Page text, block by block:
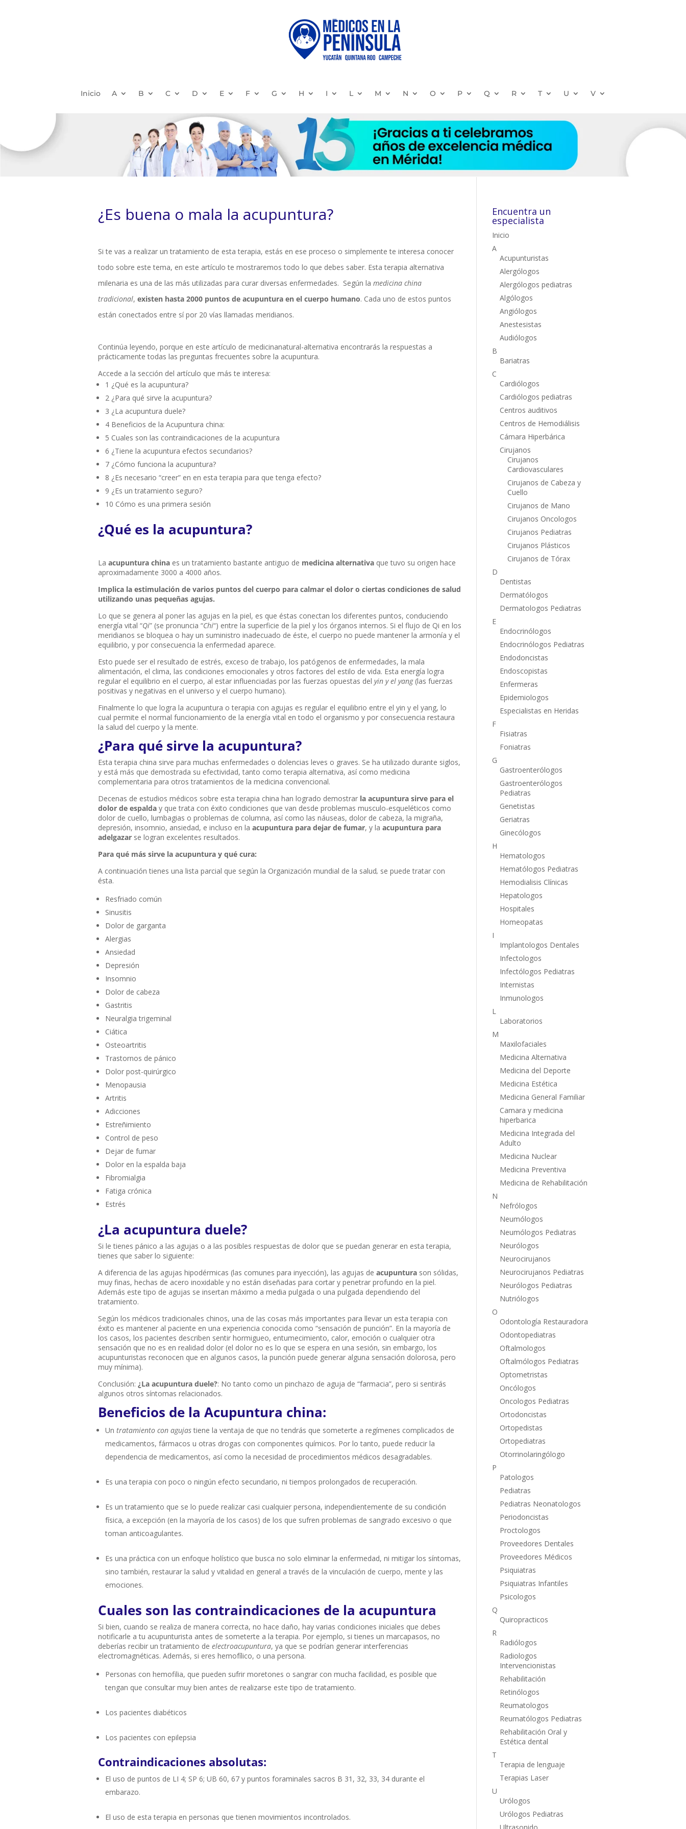
Inicio A B C D E F G H I L M N O P Q R T U V
¿Es buena o mala la acupuntura?
Si te vas a realizar un tratamiento de esta terapia, estás en ese proceso o simplemente te interesa conocer
todo sobre este tema, en este artículo te mostraremos todo lo que debes saber. Esta terapia alternativa
milenaria es una de las más utilizadas para curar diversas enfermedades. Según la medicina china
tradicional, existen hasta 2000 puntos de acupuntura en el cuerpo humano. Cada uno de estos puntos
están conectados entre sí por 20 vías llamadas meridianos.
Continúa leyendo, porque en este artículo de medicinanatural-alternativa encontrarás la respuestas a
prácticamente todas las preguntas frecuentes sobre la acupuntura.
Accede a la sección del artículo que más te interesa:
1 ¿Qué es la acupuntura?
2 ¿Para qué sirve la acupuntura?
3 ¿La acupuntura duele?
4 Beneficios de la Acupuntura china:
5 Cuales son las contraindicaciones de la acupuntura
6 ¿Tiene la acupuntura efectos secundarios?
7 ¿Cómo funciona la acupuntura?
8 ¿Es necesario “creer” en en esta terapia para que tenga efecto?
9 ¿Es un tratamiento seguro?
10 Cómo es una primera sesión
¿Qué es la acupuntura?
La acupuntura china es un tratamiento bastante antiguo de medicina alternativa que tuvo su origen hace
aproximadamente 3000 a 4000 años.
Implica la estimulación de varios puntos del cuerpo para calmar el dolor o ciertas condiciones de salud
utilizando unas pequeñas agujas.
Lo que se genera al poner las agujas en la piel, es que éstas conectan los diferentes puntos, conduciendo
energía vital “Qi” (se pronuncia “Chi“) entre la superficie de la piel y los órganos internos. Si el flujo de Qi en los
meridianos se bloquea o hay un suministro inadecuado de éste, el cuerpo no puede mantener la armonía y el
equilibrio, y por consecuencia la enfermedad aparece.
Esto puede ser el resultado de estrés, exceso de trabajo, los patógenos de enfermedades, la mala
alimentación, el clima, las condiciones emocionales y otros factores del estilo de vida. Esta energía logra
regular el equilibrio en el cuerpo, al estar influenciadas por las fuerzas opuestas del yin y el yang(las fuerzas
positivas y negativas en el universo y el cuerpo humano).
Finalmente lo que logra la acupuntura o terapia con agujas es regular el equilibrio entre el yin y el yang, lo
cual permite el normal funcionamiento de la energía vital en todo el organismo y por consecuencia restaura
la salud del cuerpo y la mente.
¿Para qué sirve la acupuntura?
Esta terapia china sirve para muchas enfermedades o dolencias leves o graves. Se ha utilizado durante siglos,
y está más que demostrada su efectividad, tanto como terapia alternativa, así como medicina
complementaria para otros tratamientos de la medicina convencional.
Decenas de estudios médicos sobre esta terapia china han logrado demostrar la acupuntura sirve para el
dolor de espalda y que trata con éxito condiciones que van desde problemas musculo-esqueléticos como
dolor de cuello, lumbagias o problemas de columna, así como las náuseas, dolor de cabeza, la migraña,
depresión, insomnio, ansiedad, e incluso en la acupuntura para dejar de fumar, y la acupuntura para
adelgazar se logran excelentes resultados.
Para qué más sirve la acupuntura y qué cura:
A continuación tienes una lista parcial que según la Organización mundial de la salud, se puede tratar con
ésta.
Resfriado común
Sinusitis
Dolor de garganta
Alergias
Ansiedad
Depresión
Insomnio
Dolor de cabeza
Gastritis
Neuralgia trigeminal
Ciática
Osteoartritis
Trastornos de pánico
Dolor post-quirúrgico
Menopausia
Artritis
Adicciones
Estreñimiento
Control de peso
Dejar de fumar
Dolor en la espalda baja
Fibromialgia
Fatiga crónica
Estrés
¿La acupuntura duele?
Si le tienes pánico a las agujas o a las posibles respuestas de dolor que se puedan generar en esta terapia,
tienes que saber lo siguiente:
A diferencia de las agujas hipodérmicas (las comunes para inyección), las agujas de acupuntura son sólidas,
muy finas, hechas de acero inoxidable y no están diseñadas para cortar y penetrar profundo en la piel.
Además este tipo de agujas se insertan máximo a media pulgada o una pulgada dependiendo del
tratamiento.
Según los médicos tradicionales chinos, una de las cosas más importantes para llevar un esta terapia con
éxito es mantener al paciente en una experiencia conocida como “sensación de punción”. En la mayoría de
los casos, los pacientes describen sentir hormigueo, entumecimiento, calor, emoción o cualquier otra
sensación que no es en realidad dolor (el dolor no es lo que se espera en una sesión, sin embargo, los
acupunturistas reconocen que en algunos casos, la punción puede generar alguna sensación dolorosa, pero
muy mínima).
Conclusión: ¿La acupuntura duele?: No tanto como un pinchazo de aguja de “farmacia”, pero si sentirás
algunos otros síntomas relacionados.
Beneficios de la Acupuntura china:
Un tratamiento con agujastiene la ventaja de que no tendrás que someterte a regímenes complicados de
medicamentos, fármacos u otras drogas con componentes químicos. Por lo tanto, puede reducir la
dependencia de medicamentos, así como la necesidad de procedimientos médicos desagradables.
Es una terapia con poco o ningún efecto secundario, ni tiempos prolongados de recuperación.
Es un tratamiento que se lo puede realizar casi cualquier persona, independientemente de su condición
física, a excepción (en la mayoría de los casos) de los que sufren problemas de sangrado excesivo o que
toman anticoagulantes.
Es una práctica con un enfoque holístico que busca no solo eliminar la enfermedad, ni mitigar los síntomas,
sino también, restaurar la salud y vitalidad en general a través de la vinculación de cuerpo, mente y las
emociones.
Cuales son las contraindicaciones de la acupuntura
Si bien, cuando se realiza de manera correcta, no hace daño, hay varias condiciones iniciales que debes
notificarle a tu acupunturista antes de someterte a la terapia. Por ejemplo, si tienes un marcapasos, no
deberías recibir un tratamiento de electroacupuntura, ya que se podrían generar interferencias
electromagnéticas. Además, si eres hemofílico, o una persona.
Personas con hemofilia, que pueden sufrir moretones o sangrar con mucha facilidad, es posible que
tengan que consultar muy bien antes de realizarse este tipo de tratamiento.
Los pacientes diabéticos
Los pacientes con epilepsia
Contraindicaciones absolutas:
El uso de puntos de LI 4; SP 6; UB 60, 67 y puntos foraminales sacros B 31, 32, 33, 34 durante el
embarazo.
El uso de esta terapia en personas que tienen movimientos incontrolados.
Encuentra un
especialista
Inicio
A
Acupunturistas
Alergólogos
Alergólogos pediatras
Algólogos
Angiólogos
Anestesistas
Audiólogos
B
Bariatras
C
Cardiólogos
Cardiólogos pediatras
Centros auditivos
Centros de Hemodiálisis
Cámara Hiperbárica
Cirujanos
Cirujanos
Cardiovasculares
Cirujanos de Cabeza y
Cuello
Cirujanos de Mano
Cirujanos Oncologos
Cirujanos Pediatras
Cirujanos Plásticos
Cirujanos de Tórax
D
Dentistas
Dermatólogos
Dermatologos Pediatras
E
Endocrinólogos
Endocrinólogos Pediatras
Endodoncistas
Endoscopistas
Enfermeras
Epidemiologos
Especialistas en Heridas
F
Fisiatras
Foniatras
G
Gastroenterólogos
Gastroenterólogos
Pediatras
Genetistas
Geriatras
Ginecólogos
H
Hematologos
Hematólogos Pediatras
Hemodialisis Clínicas
Hepatologos
Hospitales
Homeopatas
I
Implantologos Dentales
Infectologos
Infectólogos Pediatras
Internistas
Inmunologos
L
Laboratorios
M
Maxilofaciales
Medicina Alternativa
Medicina del Deporte
Medicina Estética
Medicina General Familiar
Camara y medicina
hiperbarica
Medicina Integrada del
Adulto
Medicina Nuclear
Medicina Preventiva
Medicina de Rehabilitación
N
Nefrólogos
Neumólogos
Neumólogos Pediatras
Neurólogos
Neurocirujanos
Neurocirujanos Pediatras
Neurólogos Pediatras
Nutriólogos
O
Odontología Restauradora
Odontopediatras
Oftalmologos
Oftalmólogos Pediatras
Optometristas
Oncólogos
Oncologos Pediatras
Ortodoncistas
Ortopedistas
Ortopediatras
Otorrinolaringólogo
P
Patologos
Pediatras
Pediatras Neonatologos
Periodoncistas
Proctologos
Proveedores Dentales
Proveedores Médicos
Psiquiatras
Psiquiatras Infantiles
Psicologos
Q
Quiropracticos
R
Radiólogos
Radiologos
Intervencionistas
Rehabilitación
Retinólogos
Reumatologos
Reumatólogos Pediatras
Rehabilitación Oral y
Estética dental
T
Terapia de lenguaje
Terapias Laser
U
Urólogos
Urólogos Pediatras
Ultrasonido